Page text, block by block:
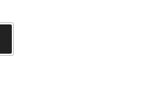
索